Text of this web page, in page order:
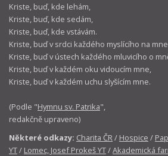
Kriste, buď, kde lehám,
Kriste, buď, kde sedám,
Kriste, buď, kde vstávám.
Kriste, buď v srdci každého myslícího na
Kriste, buď v ústech každého mluvicího o
Kriste, buď v každém oku vidoucím mne,
Kriste, buď v každém uchu slyšícím mne.
(Podle "Hymnu sv. Patrika",
redakčně upraveno)
Některé odkazy: Charita ČR/ Hospice /
YT/ Lomec, Josef Prokeš YT/Akademická